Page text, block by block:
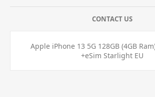
CONTACT US
Apple iPhone 13 5G 128GB (4GB
+eSim Starlight EU